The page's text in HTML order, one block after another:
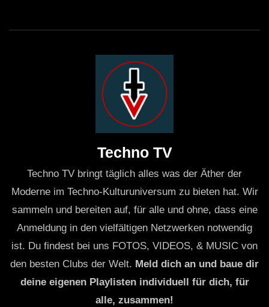
Techno TV
Techno TV bringt täglich alles was der Äther der
Moderne im Techno-Kulturuniversum zu bieten hat. Wir
sammeln und bereiten auf, für alle und ohne, dass eine
Anmeldung in den vielfältigen Netzwerken notwendig
ist. Du findest bei uns FOTOS, VIDEOS, & MUSIC von
den besten Clubs der Welt. Meld dich an und baue dir
deine eigenen Playlisten individuell für dich, für
alle, zusammen!